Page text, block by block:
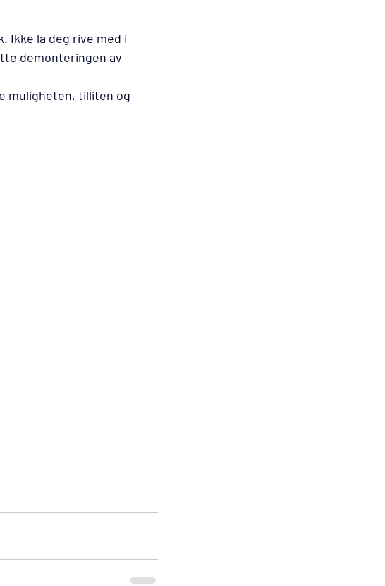
Ikke la deg rive med i
demonteringen av
muligheten, tilliten og